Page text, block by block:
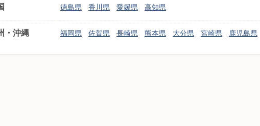
徳島県 香川県 愛媛県 高知県
・沖縄 福岡県 佐賀県 長崎県 熊本県 大分県 宮崎県 鹿児島県